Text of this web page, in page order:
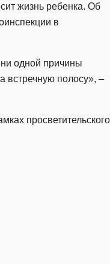
жизнь ребенка. Об
в
одной причины
встречную полосу», –
просветительского